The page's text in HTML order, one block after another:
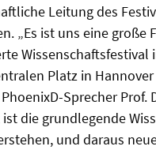
Leitung des
„Es ist uns eine große
Wissenschaftsfestival
Platz in
SprecherProf.
ist die grundlegende
und daraus